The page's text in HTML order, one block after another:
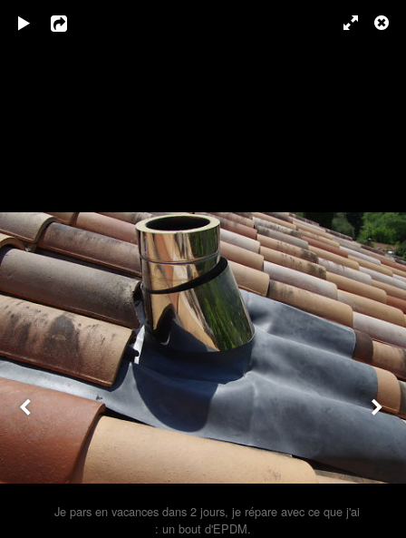
Je pars en vacances dans 2 jours, je répare avec ce que j'ai
: un bout d'EPDM.